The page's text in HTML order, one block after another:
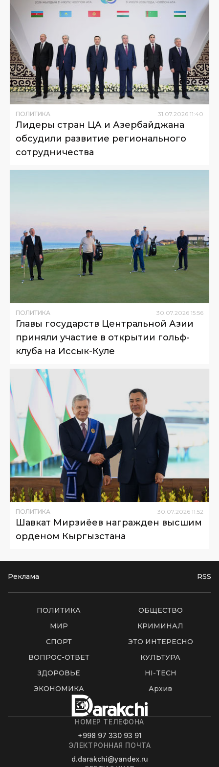
ПОЛИТИКА 31 07 2026 11:40
Лидеры стран ЦА и Азербайджана
обсудили развитие регионального
сотрудничества
ПОЛИТИКА 30.07.2026 15:56
Главы государств Центральной Азии
приняли участие в открытии гольф-
клуба на Иссык-Куле
ПОЛИТИКА 30.07.2026 11:52
Шавкат Мирзиёев награжден высшим
орденом Кыргызстана
Реклама RSS
ПОЛИТИКА
ОБЩЕСТВО
МИР
КРИМИНАЛ
СПОРТ
ЭТО ИНТЕРЕСНО
ВОПРОС-ОТВЕТ
КУЛЬТУРА
ЗДОРОВЬЕ
HI-TECH
ЭКОНОМИКА
Архив
НОМЕР ТЕЛЕФОНА
+998 97 330 93 91
ЭЛЕКТРОННАЯ ПОЧТА
d.darakchi@yandex.ru